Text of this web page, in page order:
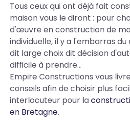
Body
Tous ceux qui ont déjà fait
maison vous le diront : pour
d'œuvre en construction de
individuelle, il y a l'embarras du
dit large choix dit décision
difficile à prendre...
Empire Constructions vous
conseils afin de choisir plus
interlocuteur pour la
en Bretagne.